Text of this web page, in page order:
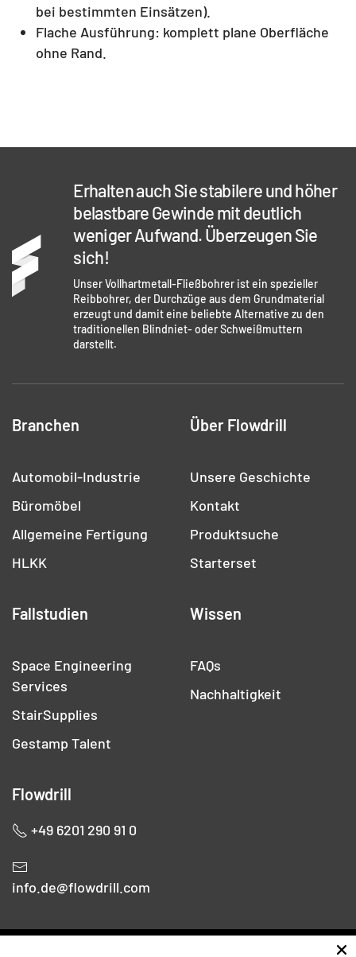
bei bestimmten Einsätzen).
Flache Ausführung: komplett plane Oberfläche
ohne Rand.
Erhalten auch Sie stabilere und höher
belastbare Gewinde mit deutlich
weniger Aufwand. Überzeugen Sie
sich!
Unser Vollhartmetall-Fließbohrer ist ein spezieller
Reibbohrer, der Durchzüge aus dem Grundmaterial
erzeugt und damit eine beliebte Alternative zu den
traditionellen Blindniet- oder Schweißmuttern
darstellt.
Branchen
Automobil-Industrie
Büromöbel
Allgemeine Fertigung
HLKK
Über Flowdrill
Unsere Geschichte
Kontakt
Produktsuche
Starterset
Fallstudien
Space Engineering
Services
StairSupplies
Gestamp Talent
Wissen
FAQs
Nachhaltigkeit
Flowdrill
+49 6201 290 91 0
info.de@flowdrill.com